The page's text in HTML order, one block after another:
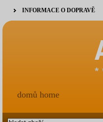
INFORMACE O DOPRAVĚ
domů home